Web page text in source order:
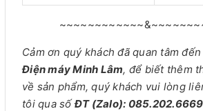
Cảm ơn quý khách đã quan tâm
Điện máy Minh Lâm, để biết thêm
về sản phẩm, quý khách vui lòng
tôi qua sốĐT (Zalo):